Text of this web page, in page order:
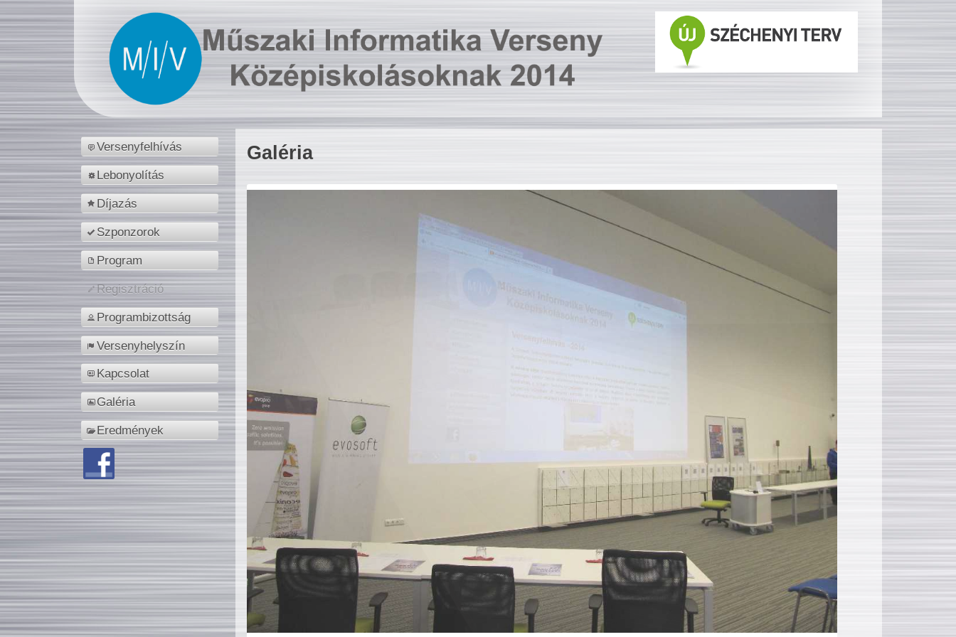
Versenyfelhívás
Lebonyolítás
Díjazás
Szponzorok
Program
Regisztráció
Programbizottság
Versenyhelyszín
Kapcsolat
Galéria
Eredmények
Galéria